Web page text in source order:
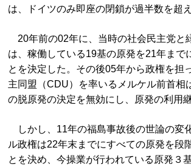
は、ドイツのみ即座の閉鎖が過半数を超え
20年前の02年に、当時の社会民主党と
は、稼働している19基の原発を21年まで
とを決定した。その後05年から政権を担
主同盟（CDU）を率いるメルケル前首相
の脱原発の決定を無効にし、原発の利用
しかし、11年の福島事故後の世論の変
ル政権は22年末までにすべての原発を段
とを決め、今操業が行われている原発３